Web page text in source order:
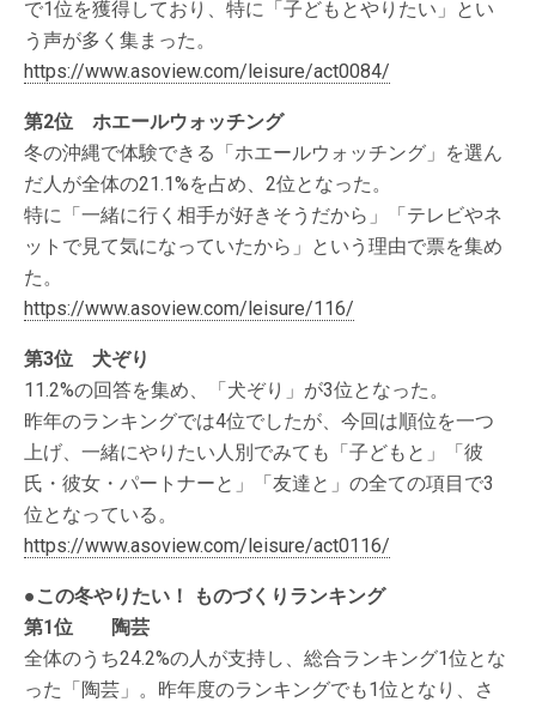
で1位を獲得しており、特に「子どもとやりたい」とい
う声が多く集まった。
https://www.asoview.com/leisure/act0084/
第2位 ホエールウォッチング
冬の沖縄で体験できる「ホエールウォッチング」を選ん
だ人が全体の21.1%を占め、2位となった。
特に「一緒に行く相手が好きそうだから」「テレビやネ
ットで見て気になっていたから」という理由で票を集め
た。
https://www.asoview.com/leisure/116/
第3位 犬ぞり
11.2%の回答を集め、「犬ぞり」が3位となった。
昨年のランキングでは4位でしたが、今回は順位を一つ
上げ、一緒にやりたい人別でみても「子どもと」「彼
氏・彼女・パートナーと」「友達と」の全ての項目で3
位となっている。
https://www.asoview.com/leisure/act0116/
●この冬やりたい！ ものづくりランキング
第1位 陶芸
全体のうち24.2%の人が支持し、総合ランキング1位とな
った「陶芸」。昨年度のランキングでも1位となり、さ